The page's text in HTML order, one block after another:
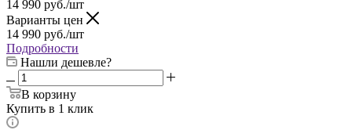
14 990 руб./шт
Варианты цен
14 990 руб./шт
Подробности
Нашли дешевле?
В корзину
Купить в 1 клик